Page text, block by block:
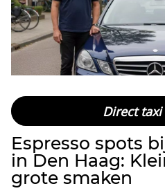
Direct
Espresso spots
in Den Haag:
grote smaken